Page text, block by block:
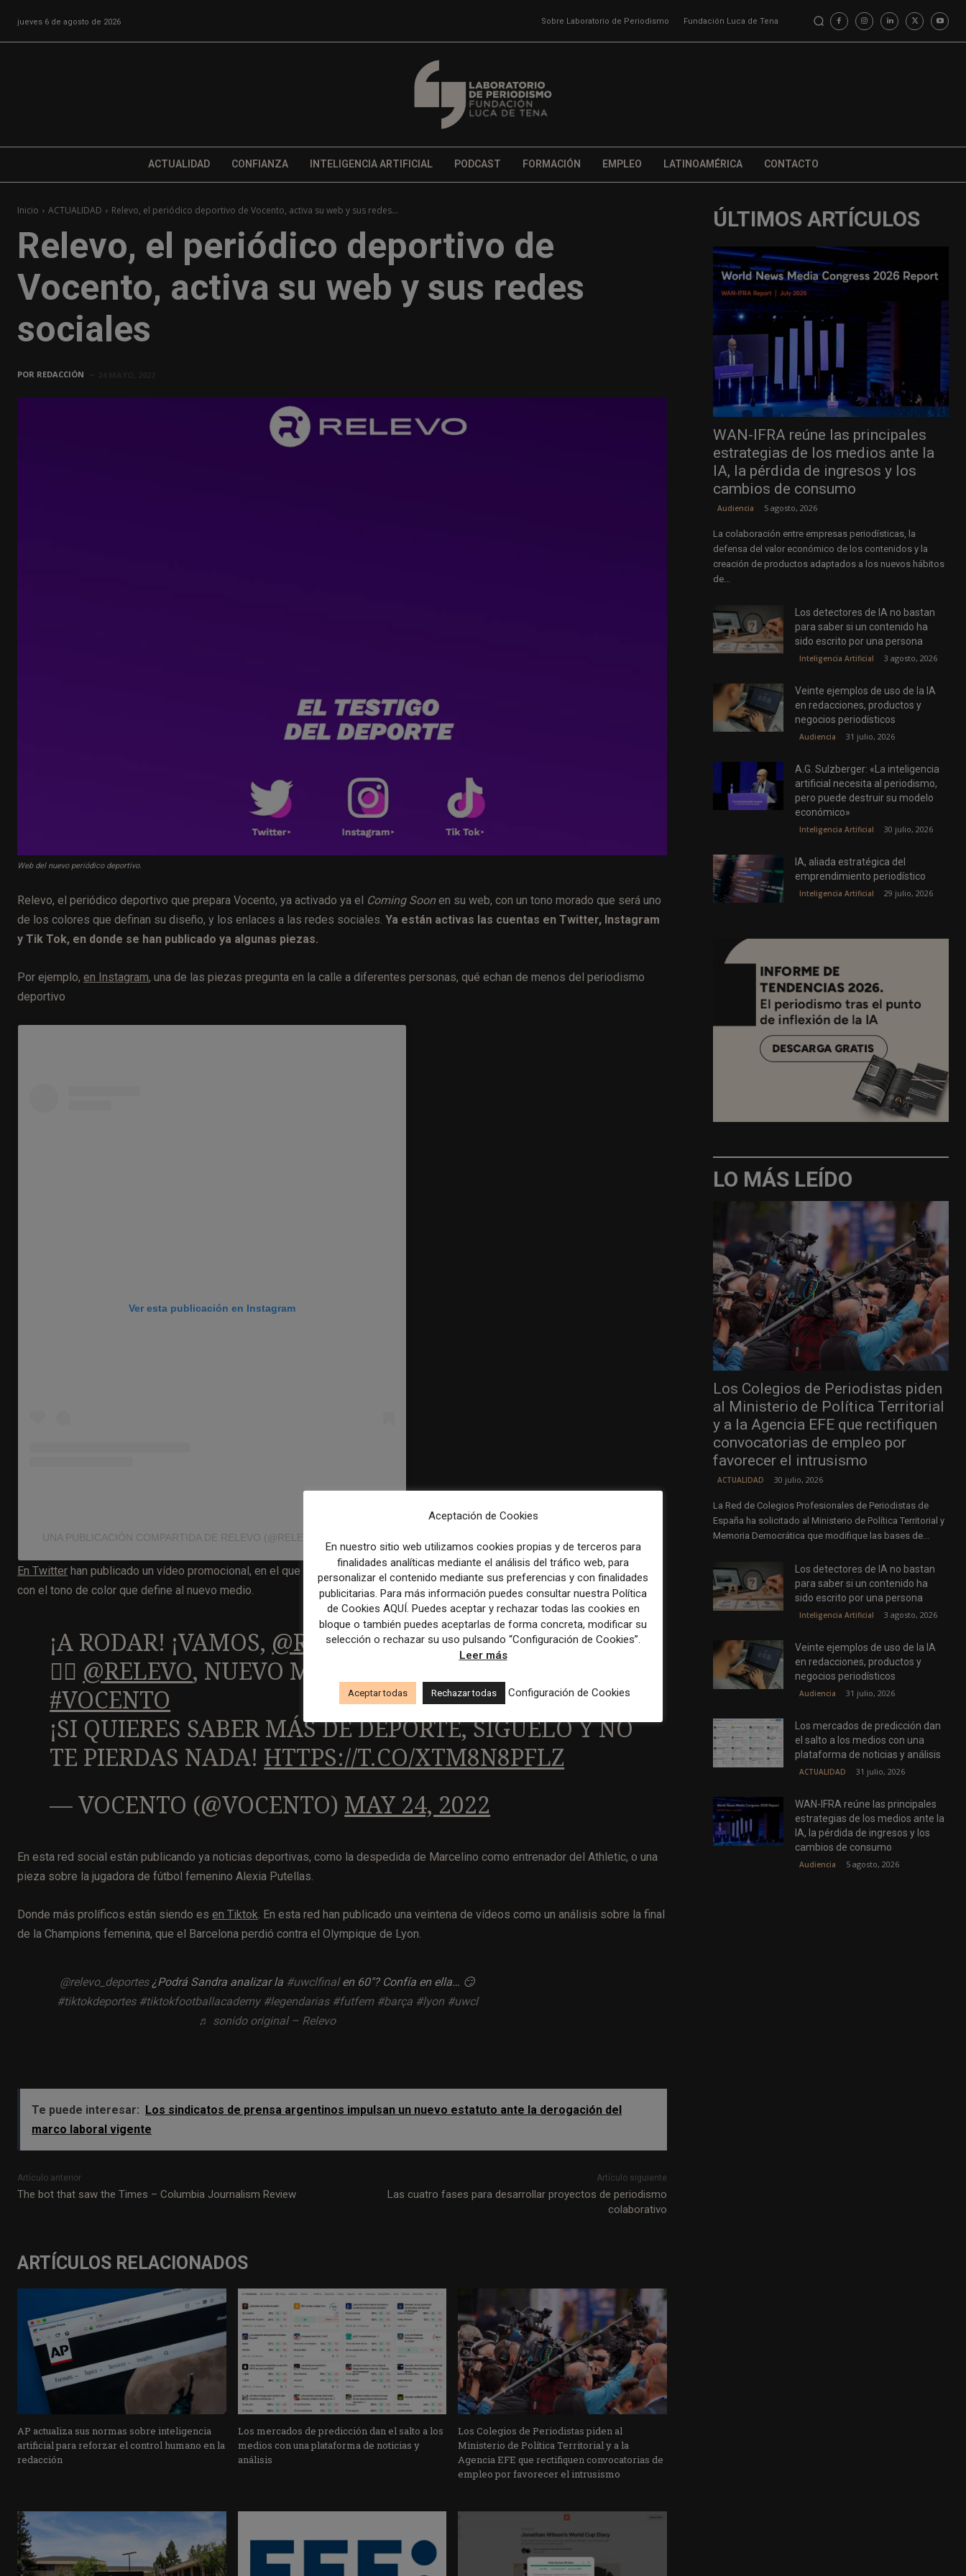
jueves 6 de agosto de 2026 Sobre Laboratorio de Periodismo Fundación Luca de Tena
ACTUALIDAD CONFIANZA INTELIGENCIA ARTIFICIAL PODCAST FORMACIÓN EMPLEO LATINOAMÉRICA CONTACTO
Inicio ACTUALIDAD Relevo, el periódico deportivo de Vocento, activa su web y sus redes...
Relevo, el periódico deportivo de
Vocento, activa su web y sus redes
sociales
POR REDACCIÓN
Web del nuevo periódico deportivo.
Relevo, el periódico deportivo que prepara Vocento, ya activado ya el Coming Soonen su web, con un tono morado que será uno
de los colores que definan su diseño, y los enlaces a las redes sociales. Ya están activas las cuentas en Twitter, Instagram
y Tik Tok, en donde se han publicado ya algunas piezas.
Por ejemplo, en Instagram, una de las piezas pregunta en la calle a diferentes personas, qué echan de menos del periodismo
deportivo
Ver esta publicación en Instagram
UNA PUBLICACIÓN COMPARTIDA DE RELEVO (@RELEVO_DEPORTES)
En Twitter han publicado un vídeo promocional, en el que bajo el lema Calienta, que sales,
se suceden imágenes de deportistas,
con el tono de color que define al nuevo medio.
¡A RODAR! ¡VAMOS, @RELEVO! 👏🏽
👉🏽 @RELEVO, NUEVO MEDIO DEPORTIVO DE
#VOCENTO
¡SI QUIERES SABER MÁS DE DEPORTE, SÍGUELO Y NO
TE PIERDAS NADA! HTTPS://T.CO/XTM8N8PFLZ
— VOCENTO (@VOCENTO) MAY 24, 2022
En esta red social están publicando ya noticias deportivas, como la despedida de Marcelino como entrenador del Athletic, o una
pieza sobre la jugadora de fútbol femenino Alexia Putellas.
Donde más prolíficos están siendo es en Tiktok. En esta red han publicado una veintena de vídeos como un análisis sobre la final
de la Champions femenina, que el Barcelona perdió contra el Olympique de Lyon.
@relevo_deportes¿Podrá Sandra analizar la #uwclfinalen 60″? Confía en ella… 😏
#tiktokdeportes #tiktokfootballacademy #legendarias #futfem #barça #lyon #uwcl
♬ sonido original – Relevo
Te puede interesar:
Los sindicatos de prensa argentinos impulsan un nuevo estatuto ante la derogación del
marco laboral vigente
Artículo anterior
The bot that saw the Times – Columbia Journalism Review
Artículo siguiente
Las cuatro fases para desarrollar proyectos de periodismo
colaborativo
ARTÍCULOS RELACIONADOS
AP actualiza sus normas sobre inteligencia
artificial para reforzar el control humano en la
redacción
Los mercados de predicción dan el salto a los
medios con una plataforma de noticias y
análisis
Los Colegios de Periodistas piden al
Ministerio de Política Territorial y a la
Agencia EFE que rectifiquen convocatorias de
empleo por favorecer el intrusismo
ÚLTIMOS ARTÍCULOS
WAN-IFRA reúne las principales
estrategias de los medios ante la
IA, la pérdida de ingresos y los
cambios de consumo
Audiencia 5 agosto, 2026
La colaboración entre empresas periodísticas, la
defensa del valor económico de los contenidos y la
creación de productos adaptados a los nuevos hábitos
de...
Los detectores de IA no bastan
para saber si un contenido ha
sido escrito por una persona
Inteligencia Artificial 3 agosto, 2026
Veinte ejemplos de uso de la IA
en redacciones, productos y
negocios periodísticos
Audiencia 31 julio, 2026
A.G. Sulzberger: «La inteligencia
artificial necesita al periodismo,
pero puede destruir su modelo
económico»
Inteligencia Artificial 30 julio, 2026
IA, aliada estratégica del
emprendimiento periodístico
Inteligencia Artificial 29 julio, 2026
LO MÁS LEÍDO
Los Colegios de Periodistas piden
al Ministerio de Política Territorial
y a la Agencia EFE que rectifiquen
convocatorias de empleo por
favorecer el intrusismo
ACTUALIDAD 30 julio, 2026
La Red de Colegios Profesionales de Periodistas de
España ha solicitado al Ministerio de Política Territorial y
Memoria Democrática que modifique las bases de...
Los detectores de IA no bastan
para saber si un contenido ha
sido escrito por una persona
Inteligencia Artificial 3 agosto, 2026
Veinte ejemplos de uso de la IA
en redacciones, productos y
negocios periodísticos
Audiencia 31 julio, 2026
Los mercados de predicción dan
el salto a los medios con una
plataforma de noticias y análisis
ACTUALIDAD 31 julio, 2026
WAN-IFRA reúne las principales
estrategias de los medios ante la
IA, la pérdida de ingresos y los
cambios de consumo
Audiencia 5 agosto, 2026
Aceptación de Cookies
En nuestro sitio web utilizamos cookies propias y de terceros para
finalidades analíticas mediante el análisis del tráfico web, para
personalizar el contenido mediante sus preferencias y con finalidades
publicitarias. Para más información puedes consultar nuestra Política
de Cookies AQUÍ. Puedes aceptar y rechazar todas las cookies en
bloque o también puedes aceptarlas de forma concreta, modificar su
selección o rechazar su uso pulsando “Configuración de Cookies”.
Leer más
Aceptar todas Rechazar todas Configuración de Cookies